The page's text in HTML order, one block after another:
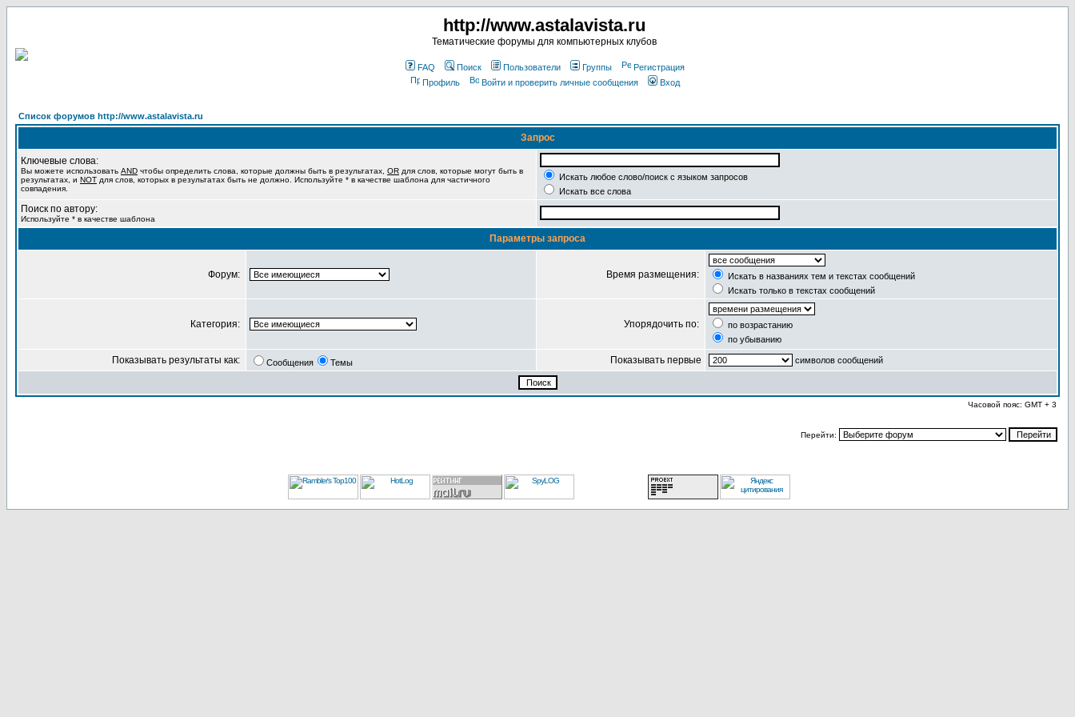
http://www.astalavista.ru
Тематические форумы для компьютерных клубов
FAQ Поиск Пользователи Группы
Регистрация
Профиль
Войти и проверить личные сообщения Вход
Список форумов http://www.astalavista.ru
Запрос
Ключевые слова:
Вы можете использовать AND чтобы определить слова, которые должны быть в результатах, OR для слов, которые могут быть в
результатах, и NOT для слов, которых в результатах быть не должно. Используйте * в качестве шаблона для частичного
совпадения.
Искать любое слово/поиск с языком запросов
Искать все слова
Поиск по автору:
Используйте * в качестве шаблона
Параметры запроса
Форум: Время размещения:
Искать в названиях тем и текстах сообщений
Искать только в текстах сообщений
Категория: Упорядочить по:
по возрастанию
по убыванию
Показывать результаты как: Сообщения Темы Показывать первые символов сообщений
Часовой пояс: GMT + 3
Перейти: